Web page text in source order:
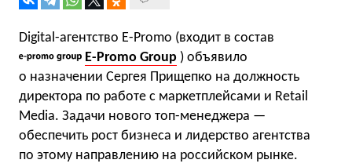
Digital-агентство E-Promo (входит в состав
E-Promo Group ) объявило
о назначении Сергея Прищепко на должность
директора по работе с маркетплейсами и Retail
Media. Задачи нового топ-менеджера —
обеспечить рост бизнеса и лидерство агентства
по этому направлению на российском рынке.